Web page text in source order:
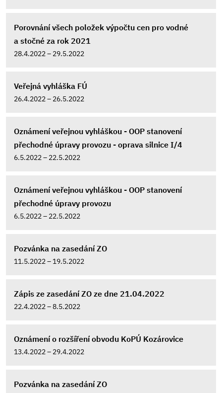
Porovnání všech položek výpočtu cen pro vodné
a stočné za rok 2021
28.4.2022 – 29.5.2022
Veřejná vyhláška FÚ
26.4.2022 – 26.5.2022
Oznámení veřejnou vyhláškou - OOP stanovení
přechodné úpravy provozu - oprava silnice I/4
6.5.2022 – 22.5.2022
Oznámení veřejnou vyhláškou - OOP stanovení
přechodné úpravy provozu
6.5.2022 – 22.5.2022
Pozvánka na zasedání ZO
11.5.2022 – 19.5.2022
Zápis ze zasedání ZO ze dne 21.04.2022
22.4.2022 – 8.5.2022
Oznámení o rozšíření obvodu KoPÚ Kozárovice
13.4.2022 – 29.4.2022
Pozvánka na zasedání ZO